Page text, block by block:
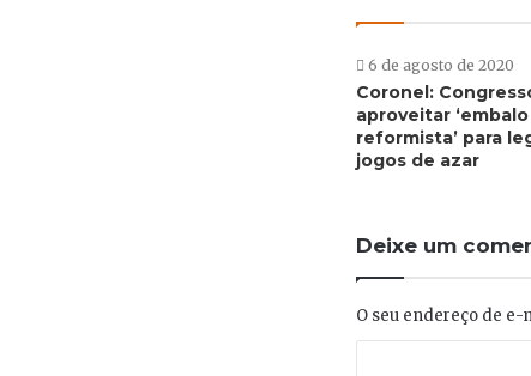
6 de agosto de 2020
Coronel:
aproveitar ‘embalo
reformista’ para
jogos de azar
Deixe um
O seu endereço de